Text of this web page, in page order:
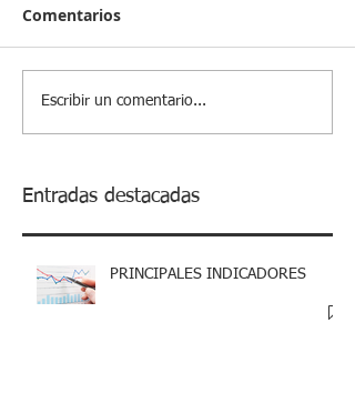
Comentarios
Escribir un comentario...
Entradas destacadas
PRINCIPALES INDICADORES